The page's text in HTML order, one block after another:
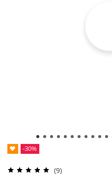
❤ -30%
(9)